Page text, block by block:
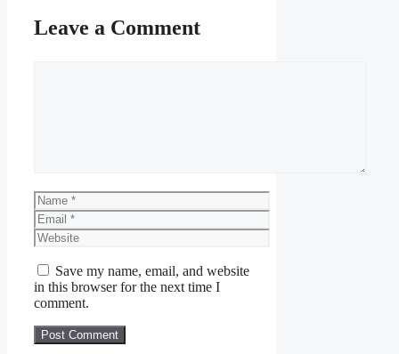
Nama
Unit
Penyelarasan
Lonjakan
Perdana
Menteri
Leave a Comment
Name
Email
Website
Save my name, email, and website
in this browser for the next time I
comment.